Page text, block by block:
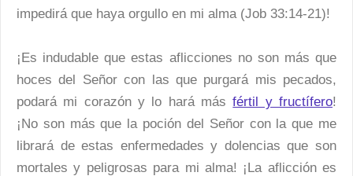
impedirá que haya orgullo en mi alma (Job 33:14-21)!
¡Es indudable que estas aflicciones no son más que
hoces del Señor con las que purgará mis pecados,
podará mi corazón y lo hará másfértil y fructífero!
¡No son más que la poción del Señor con la que me
librará de estas enfermedades y dolencias que son
mortales y peligrosas para mi alma! ¡La aflicción es